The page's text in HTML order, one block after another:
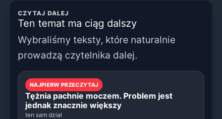
CZYTAJ DALEJ
Ten temat ma ciąg dalszy
Wybraliśmy teksty, które naturalnie
prowadzą czytelnika dalej.
NAJPIERW PRZECZYTAJ
Tężnia pachnie moczem. Problem jest
jednak znacznie większy
ten sam dział